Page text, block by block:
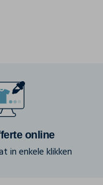
online
in enkele klikken